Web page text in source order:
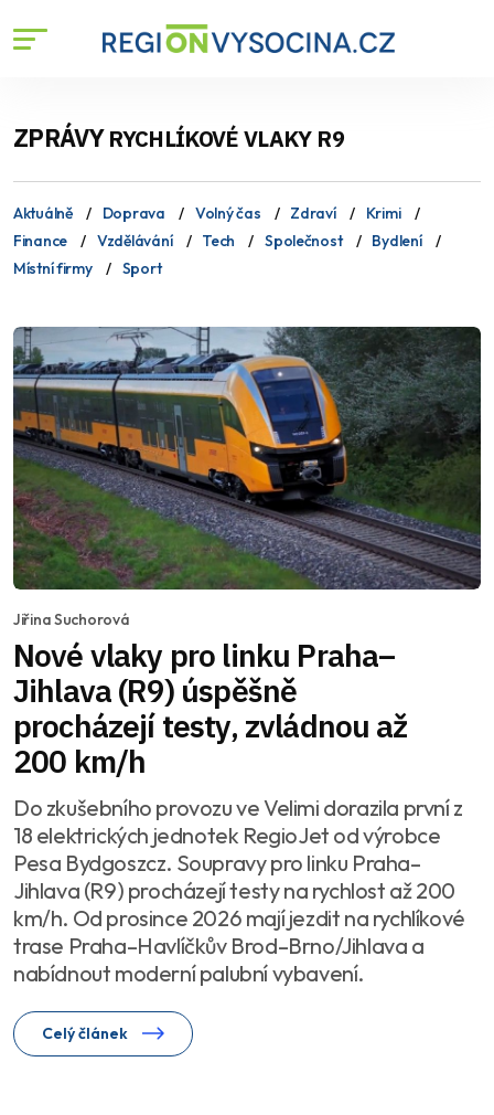
ZPRÁVYRYCHLÍKOVÉ VLAKY R9
Aktuálně Doprava Volný čas Zdraví
Krimi
Finance
Vzdělávání Tech Společnost
Bydlení
Místní firmy
Sport
Jiřina Suchorová
Nové vlaky pro linku Praha–
Jihlava (R9) úspěšně
procházejí testy, zvládnou až
200 km/h
Do zkušebního provozu ve Velimi dorazila první z
18 elektrických jednotek RegioJet od výrobce
Pesa Bydgoszcz. Soupravy pro linku Praha–
Jihlava (R9) procházejí testy na rychlost až 200
km/h. Od prosince 2026 mají jezdit na rychlíkové
trase Praha–Havlíčkův Brod–Brno/Jihlava a
nabídnout moderní palubní vybavení.
Celý článek